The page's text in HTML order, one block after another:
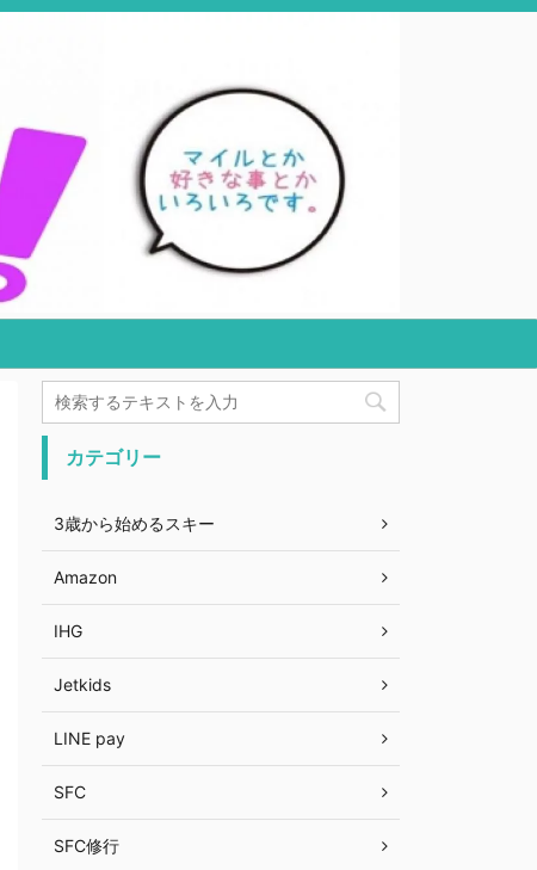
カテゴリー
3歳から始めるスキー
Amazon
IHG
Jetkids
LINE pay
SFC
SFC修行